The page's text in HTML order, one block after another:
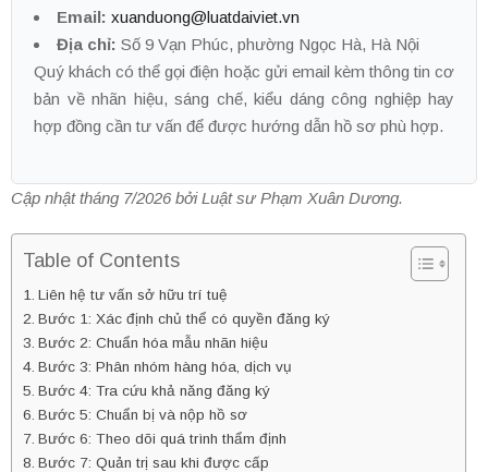
Email: xuanduong@luatdaiviet.vn
Địa chỉ: Số 9 Vạn Phúc, phường Ngọc Hà, Hà Nội
Quý khách có thể gọi điện hoặc gửi email kèm thông tin cơ
bản về nhãn hiệu, sáng chế, kiểu dáng công nghiệp hay
hợp đồng cần tư vấn để được hướng dẫn hồ sơ phù hợp.
Cập nhật tháng 7/2026 bởi Luật sư Phạm Xuân Dương.
Table of Contents
Liên hệ tư vấn sở hữu trí tuệ
Bước 1: Xác định chủ thể có quyền đăng ký
Bước 2: Chuẩn hóa mẫu nhãn hiệu
Bước 3: Phân nhóm hàng hóa, dịch vụ
Bước 4: Tra cứu khả năng đăng ký
Bước 5: Chuẩn bị và nộp hồ sơ
Bước 6: Theo dõi quá trình thẩm định
Bước 7: Quản trị sau khi được cấp